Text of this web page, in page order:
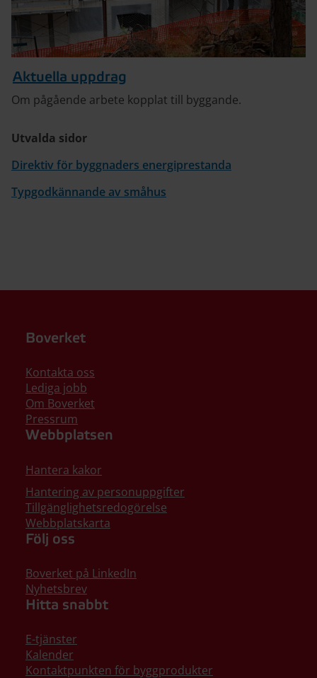
Aktuella uppdrag
Om pågående arbete kopplat till byggande.
Utvalda sidor
Direktiv för byggnaders energiprestanda
Typgodkännande av småhus
Boverket
Kontakta oss
Lediga jobb
Om Boverket
Pressrum
Webbplatsen
Hantera kakor
Hantering av personuppgifter
Tillgänglighetsredogörelse
Webbplatskarta
Följ oss
Boverket på LinkedIn
Nyhetsbrev
Hitta snabbt
E-tjänster
Kalender
Kontaktpunkten för byggprodukter